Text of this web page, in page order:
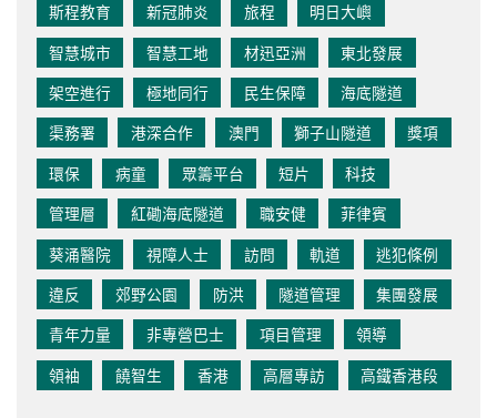
斯程教育
新冠肺炎 旅程
明日大嶼
智慧城市
智慧工地 材迅亞洲
東北發展
架空進行
極地同行 民生保障
海底隧道
渠務署
港深合作 澳門 獅子山隧道
獎項
環保
病童 眾籌平台 短片
科技
管理層
紅磡海底隧道 職安健
菲律賓
葵涌醫院
視障人士 訪問 軌道
逃犯條例
違反
郊野公園 防洪 隧道管理
集團發展
青年力量
非專營巴士 項目管理
領導
領袖
饒智生 香港 高層專訪 高鐵香港段